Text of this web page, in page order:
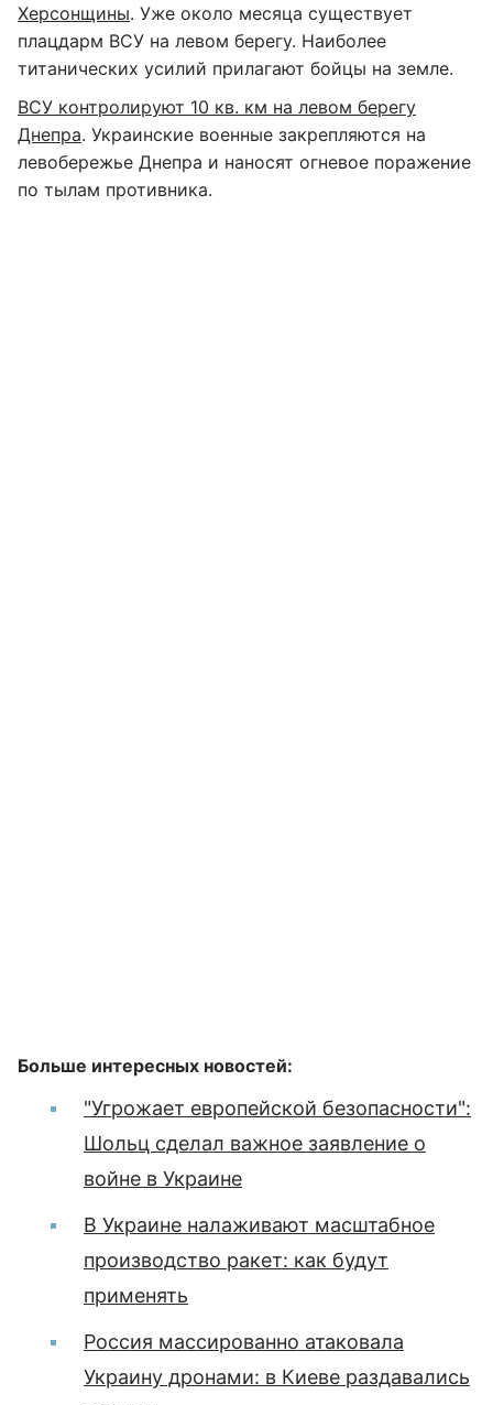
Херсонщины. Уже около месяца существует
плацдарм ВСУ на левом берегу. Наиболее
титанических усилий прилагают бойцы на земле.
ВСУ контролируют 10 кв. км на левом берегу
Днепра. Украинские военные закрепляются на
левобережье Днепра и наносят огневое поражение
по тылам противника.
Больше интересных новостей:
"Угрожает европейской безопасности":
Шольц сделал важное заявление о
войне в Украине
В Украине налаживают масштабное
производство ракет: как будут
применять
Россия массированно атаковала
Украину дронами: в Киеве раздавались